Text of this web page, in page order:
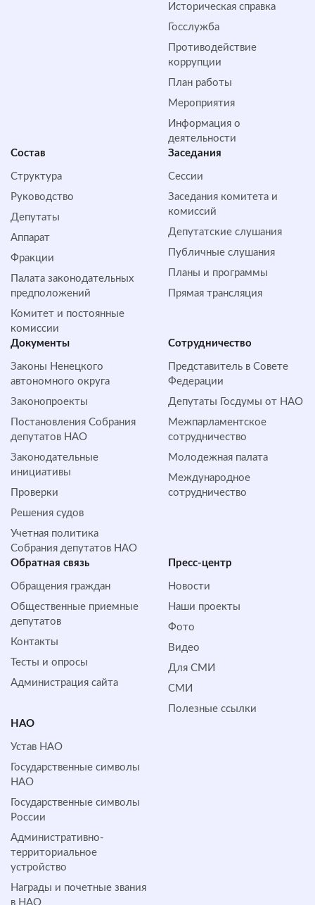
Историческая справка
Госслужба
Противодействие
коррупции
План работы
Мероприятия
Информация о
деятельности
Состав
Структура
Руководство
Депутаты
Аппарат
Фракции
Палата законодательных
предположений
Комитет и постоянные
комиссии
Заседания
Сессии
Заседания комитета и
комиссий
Депутатские слушания
Публичные слушания
Планы и программы
Прямая трансляция
Документы
Законы Ненецкого
автономного округа
Законопроекты
Постановления Собрания
депутатов НАО
Законодательные
инициативы
Проверки
Решения судов
Учетная политика
Собрания депутатов НАО
Сотрудничество
Представитель в Совете
Федерации
Депутаты Госдумы от НАО
Межпарламентское
сотрудничество
Молодежная палата
Международное
сотрудничество
Обратная cвязь
Обращения граждан
Общественные приемные
депутатов
Контакты
Тесты и опросы
Администрация сайта
Пресс-центр
Новости
Наши проекты
Фото
Видео
Для СМИ
СМИ
Полезные ссылки
НАО
Устав НАО
Государственные символы
НАО
Государственные символы
России
Административно-
территориальное
устройство
Награды и почетные звания
в НАО